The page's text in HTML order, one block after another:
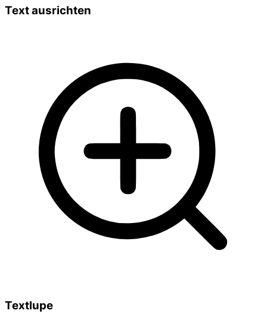
Text ausrichten
Textlupe